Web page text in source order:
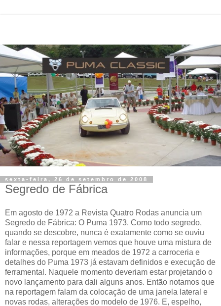
sexta-feira, 26 de setembro de 2008
Segredo de Fábrica
Em agosto de 1972 a Revista Quatro Rodas anuncia um
Segredo de Fábrica: O Puma 1973. Como todo segredo,
quando se descobre, nunca é exatamente como se ouviu
falar e nessa reportagem vemos que houve uma mistura de
informações, porque em meados de 1972 a carroceria e
detalhes do Puma 1973 já estavam definidos e execução de
ferramental. Naquele momento deveriam estar projetando o
novo lançamento para dali alguns anos. Então notamos que
na reportagem falam da colocação de uma janela lateral e
novas rodas, alterações do modelo de 1976. E, espelho,